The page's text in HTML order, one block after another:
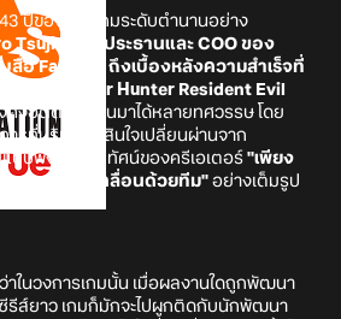
43 ปีของค่ายเกมระดับตำนานอย่าง
Tsujimoto ประธานและ COO ของ
สื่อ Famitsu
ถึงเบื้องหลังความสำเร็จที่
ย่าง Monster Hunter Resident Evil
คงฮิตติดลมบนมาได้หลายทศวรรษ โดย
รที่บริษัทตัดสินใจเปลี่ยนผ่านจาก
แบบพึ่งพาวิสัยทัศน์ของครีเอเตอร์ "เพียง
งเกมที่ "ขับเคลื่อนด้วยทีม" อย่างเต็มรูป
ในวงการเกมนั้น เมื่อผลงานใดถูกพัฒนา
รีส์ยาว เกมก็มักจะไปผูกติดกับนักพัฒนา